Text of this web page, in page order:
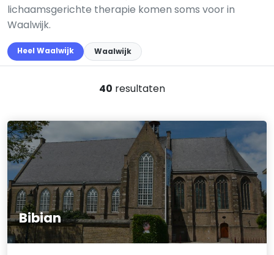
lichaamsgerichte therapie komen soms voor in
Waalwijk.
Heel Waalwijk Waalwijk
40 resultaten
Bibian